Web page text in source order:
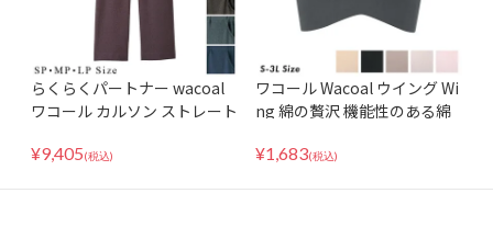
らくらくパートナー wacoal
ワコール カルソン ストレート
きごこちも快適 デニム調 DRL
¥9,405(税込)
ワコール Wacoal ウイング Wi
ng 綿の贅沢 機能性のある綿
ブラジャー KB1031 ノンスト
¥1,683(税込)